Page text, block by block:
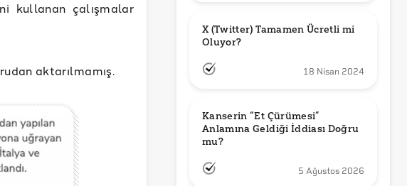
kullanan çalışmalar
aktarılmamış.
X (Twitter) Tamamen Ücretli mi
Oluyor?
18 Nisan 2024
Kanserin “Et Çürümesi”
Anlamına Geldiği İddiası Doğru
mu?
5 Ağustos 2026